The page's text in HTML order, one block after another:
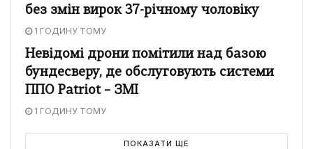
без змін вирок 37-річному чоловіку
1 ГОДИНУ ТОМУ
Невідомі дрони помітили над базою
бундесверу, де обслуговують системи
ППО Patriot – ЗМІ
1 ГОДИНУ ТОМУ
ПОКАЗАТИ ЩЕ